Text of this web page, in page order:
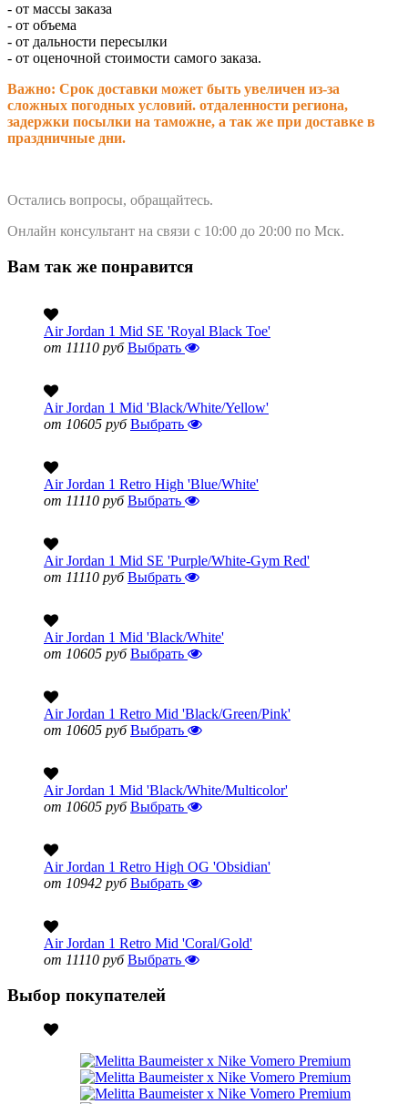
- от массы заказа
- от объема
- от дальности пересылки
- от оценочной стоимости самого заказа.
Важно: Срок доставки может быть увеличен из-за
сложных погодных условий. отдаленности региона,
задержки посылки на таможне, а так же при доставке в
праздничные дни.
Остались вопросы, обращайтесь.
Онлайн консультант на связи с 10:00 до 20:00 по Мск.
Вам так же понравится
Air Jordan 1 Mid SE 'Royal Black Toe'
от 11110 руб Выбрать
Air Jordan 1 Mid 'Black/White/Yellow'
от 10605 руб Выбрать
Air Jordan 1 Retro High 'Blue/White'
от 11110 руб Выбрать
Air Jordan 1 Mid SE 'Purple/White-Gym Red'
от 11110 руб Выбрать
Air Jordan 1 Mid 'Black/White'
от 10605 руб Выбрать
Air Jordan 1 Retro Mid 'Black/Green/Pink'
от 10605 руб Выбрать
Air Jordan 1 Mid 'Black/White/Multicolor'
от 10605 руб Выбрать
Air Jordan 1 Retro High OG 'Obsidian'
от 10942 руб Выбрать
Air Jordan 1 Retro Mid 'Coral/Gold'
от 11110 руб Выбрать
Выбор покупателей